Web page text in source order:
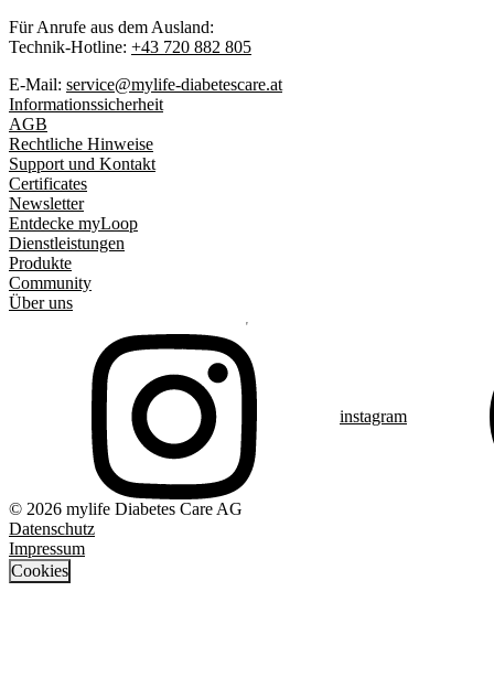
Für Anrufe aus dem Ausland:
Technik-Hotline: +43 720 882 805
E-Mail: service@mylife-diabetescare.at
Informationssicherheit
AGB
Rechtliche Hinweise
Support und Kontakt
Certificates
Newsletter
Entdecke myLoop
Dienstleistungen
Produkte
Community
Über uns
instagram
© 2026 mylife Diabetes Care AG
Datenschutz
Impressum
Cookies